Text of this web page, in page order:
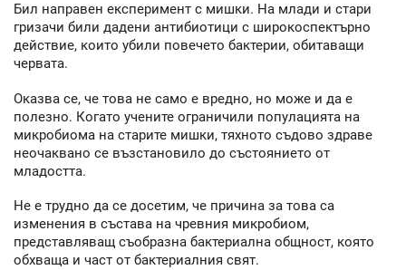
Бил направен експеримент с мишки. На млади и стари
гризачи били дадени антибиотици с широкоспектърно
действие, които убили повечето бактерии, обитаващи
червата.
Оказва се, че това не само е вредно, но може и да е
полезно. Когато учените ограничили популацията на
микробиома на старите мишки, тяхното съдово здраве
неочаквано се възстановило до състоянието от
младостта.
Не е трудно да се досетим, че причина за това са
изменения в състава на чревния микробиом,
представляващ съобразна бактериална общност, която
обхваща и част от бактериалния свят.